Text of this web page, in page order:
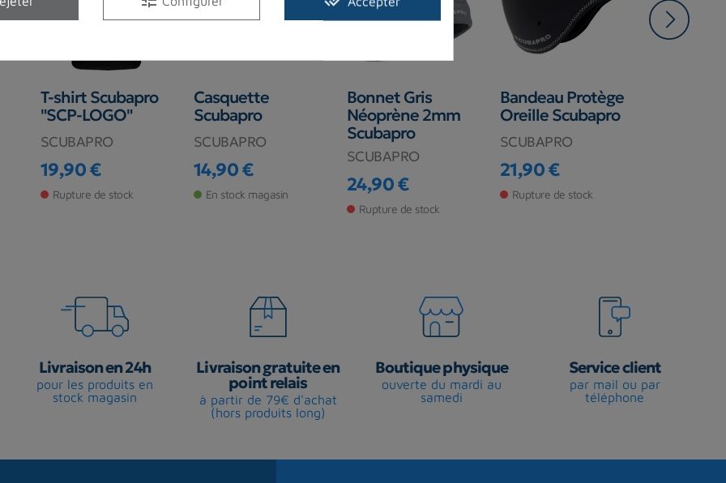
T-shirt Scubapro
"SCP-LOGO"
SCUBAPRO
Prix
19,90 €
Rupture de stock
Casquette
Scubapro
SCUBAPRO
Prix
14,90 €
En stock magasin
Bonnet Gris
Néoprène 2mm
Scubapro
SCUBAPRO
Prix
24,90 €
Rupture de stock
Bandeau Protège
Oreille Scubapro
SCUBAPRO
Prix
21,90 €
Rupture de stock
Promo !
Livraison en 24h
pour les produits en
stock magasin
Livraison gratuite en
point relais
à partir de 79€ d'achat
(hors produits long)
Boutique physique
ouverte du mardi au
samedi
Service client
par mail ou par
téléphone